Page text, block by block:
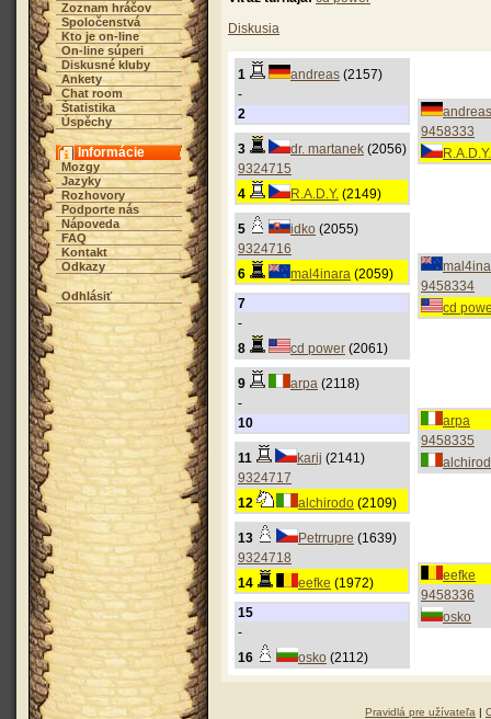
Zoznam hráčov
Spoločenstvá
Kto je on-line
On-line súperi
Diskusné kluby
Ankety
Chat room
Štatistika
Úspěchy
Informácie
Mozgy
Jazyky
Rozhovory
Podporte nás
Nápoveda
FAQ
Kontakt
Odkazy
Odhlásiť
Diskusia
1 andreas (2157)
-
2
andreas
9458333
R.A.D.Y.
3 dr. martanek (2056)
9324715
4
R.A.D.Y. (2149)
5 idko (2055)
9324716
6
mal4inara (2059)
9458334
cd
7
-
8
cd power (2061)
9 arpa (2118)
-
10
arpa
9458335
11 karij (2141)
9324717
12
alchirodo (2109)
13 Petrrupre (1639)
9324718
14
eefke (1972)
eefke
9458336
osko
15
-
16
osko (2112)
Pravidlá pre užívateľa |